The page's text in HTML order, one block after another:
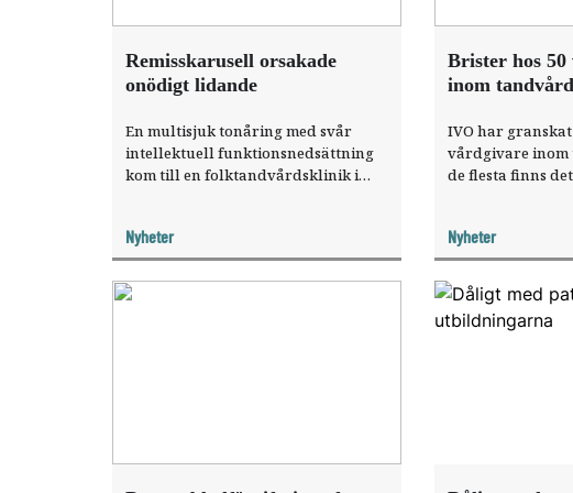
Remisskarusell orsakade
onödigt lidande
En multisjuk tonåring med svår
intellektuell funktionsnedsättning
kom till en folktandvårdsklinik i
parodontit fick hon vänta ett halvår
på tandsanering.
Nyheter
Brister hos
inom
IVO har
vårdgivare inom
de flesta finns
dokumentation.
Nyheter